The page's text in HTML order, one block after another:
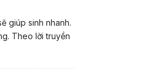
giúp sinh nhanh.
Theo lời truyền